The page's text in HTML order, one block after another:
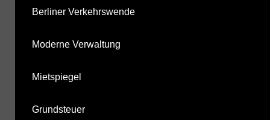
Berliner Verkehrswende
Moderne Verwaltung
Mietspiegel
Grundsteuer